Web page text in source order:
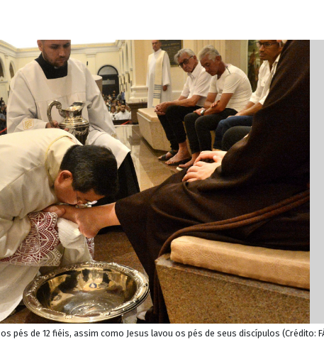
pés de 12 fiéis, assim como Jesus lavou os pés de seus discípulos (Crédito: